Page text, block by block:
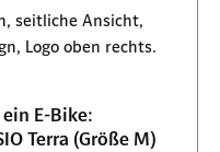
E-Bike:
Terra (Größe M)